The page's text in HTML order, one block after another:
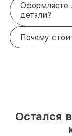
Оформляете
детали?
Почему
Остался